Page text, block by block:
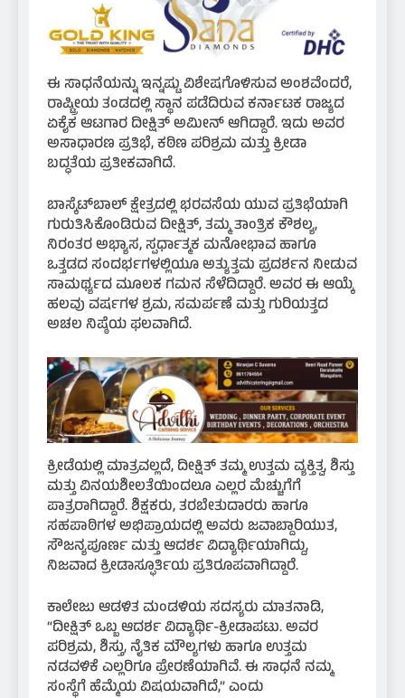
ಈ ಸಾಧನೆಯನ್ನು ಇನ್ನಷ್ಟು ವಿಶೇಷಗೊಳಿಸುವ ಅಂಶವೆಂದರೆ,
ರಾಷ್ಟ್ರೀಯ ತಂಡದಲ್ಲಿ ಸ್ಥಾನ ಪಡೆದಿರುವ ಕರ್ನಾಟಕ ರಾಜ್ಯದ
ಏಕೈಕ ಆಟಗಾರ ದೀಕ್ಷಿತ್ ಅಮೀನ್ ಆಗಿದ್ದಾರೆ. ಇದು ಅವರ
ಅಸಾಧಾರಣ ಪ್ರತಿಭೆ, ಕಠಿಣ ಪರಿಶ್ರಮ ಮತ್ತು ಕ್ರೀಡಾ
ಬದ್ಧತೆಯ ಪ್ರತೀಕವಾಗಿದೆ.
ಬಾಸ್ಕೆಟ್‌ಬಾಲ್ ಕ್ಷೇತ್ರದಲ್ಲಿ ಭರವಸೆಯ ಯುವ ಪ್ರತಿಭೆಯಾಗಿ
ಗುರುತಿಸಿಕೊಂಡಿರುವ ದೀಕ್ಷಿತ್, ತಮ್ಮ ತಾಂತ್ರಿಕ ಕೌಶಲ್ಯ,
ನಿರಂತರ ಅಭ್ಯಾಸ, ಸ್ಪರ್ಧಾತ್ಮಕ ಮನೋಭಾವ ಹಾಗೂ
ಒತ್ತಡದ ಸಂದರ್ಭಗಳಲ್ಲಿಯೂ ಅತ್ಯುತ್ತಮ ಪ್ರದರ್ಶನ ನೀಡುವ
ಸಾಮರ್ಥ್ಯದ ಮೂಲಕ ಗಮನ ಸೆಳೆದಿದ್ದಾರೆ. ಅವರ ಈ ಆಯ್ಕೆ
ಹಲವು ವರ್ಷಗಳ ಶ್ರಮ, ಸಮರ್ಪಣೆ ಮತ್ತು ಗುರಿಯತ್ತದ
ಅಚಲ ನಿಷ್ಠೆಯ ಫಲವಾಗಿದೆ.
ಕ್ರೀಡೆಯಲ್ಲಿ ಮಾತ್ರವಲ್ಲದೆ, ದೀಕ್ಷಿತ್ ತಮ್ಮ ಉತ್ತಮ ವ್ಯಕ್ತಿತ್ವ, ಶಿಸ್ತು
ಮತ್ತು ವಿನಯಶೀಲತೆಯಿಂದಲೂ ಎಲ್ಲರ ಮೆಚ್ಚುಗೆಗೆ
ಪಾತ್ರರಾಗಿದ್ದಾರೆ. ಶಿಕ್ಷಕರು, ತರಬೇತುದಾರರು ಹಾಗೂ
ಸಹಪಾಠಿಗಳ ಅಭಿಪ್ರಾಯದಲ್ಲಿ ಅವರು ಜವಾಬ್ದಾರಿಯುತ,
ಸೌಜನ್ಯಪೂರ್ಣ ಮತ್ತು ಆದರ್ಶ ವಿದ್ಯಾರ್ಥಿಯಾಗಿದ್ದು,
ನಿಜವಾದ ಕ್ರೀಡಾಸ್ಫೂರ್ತಿಯ ಪ್ರತಿರೂಪವಾಗಿದ್ದಾರೆ.
ಕಾಲೇಜು ಆಡಳಿತ ಮಂಡಳಿಯ ಸದಸ್ಯರು ಮಾತನಾಡಿ,
“ದೀಕ್ಷಿತ್ ಒಬ್ಬ ಆದರ್ಶ ವಿದ್ಯಾರ್ಥಿ-ಕ್ರೀಡಾಪಟು. ಅವರ
ಪರಿಶ್ರಮ, ಶಿಸ್ತು, ನೈತಿಕ ಮೌಲ್ಯಗಳು ಹಾಗೂ ಉತ್ತಮ
ನಡವಳಿಕೆ ಎಲ್ಲರಿಗೂ ಪ್ರೇರಣೆಯಾಗಿವೆ. ಈ ಸಾಧನೆ ನಮ್ಮ
ಸಂಸ್ಥೆಗೆ ಹೆಮ್ಮೆಯ ವಿಷಯವಾಗಿದೆ,” ಎಂದು